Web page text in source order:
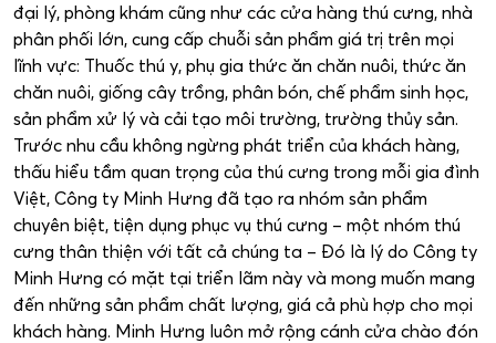
đại lý, phòng khám cũng như các cửa hàng thú cưng, nhà
phân phối lớn, cung cấp chuỗi sản phẩm giá trị trên mọi
lĩnh vực: Thuốc thú y, phụ gia thức ăn chăn nuôi, thức ăn
chăn nuôi, giống cây trồng, phân bón, chế phẩm sinh học,
sản phẩm xử lý và cải tạo môi trường, trường thủy sản.
Trước nhu cầu không ngừng phát triển của khách hàng,
thấu hiểu tầm quan trọng của thú cưng trong mỗi gia đình
Việt, Công ty Minh Hưng đã tạo ra nhóm sản phẩm
chuyên biệt, tiện dụng phục vụ thú cưng – một nhóm thú
cưng thân thiện với tất cả chúng ta – Đó là lý do Công ty
Minh Hưng có mặt tại triển lãm này và mong muốn mang
đến những sản phẩm chất lượng, giá cả phù hợp cho mọi
khách hàng. Minh Hưng luôn mở rộng cánh cửa chào đón